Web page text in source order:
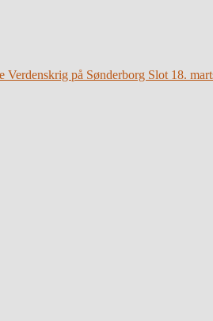
på Sønderborg Slot 18.